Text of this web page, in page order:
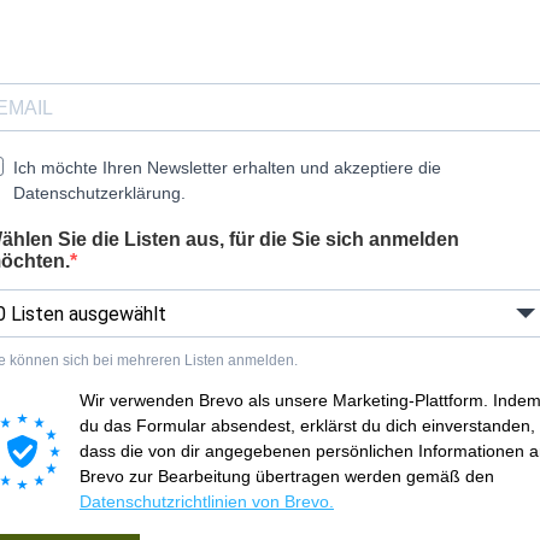
Ich möchte Ihren Newsletter erhalten und akzeptiere die
Datenschutzerklärung.
Sie die Listen aus, für die Sie sich anmelden
Listen ausgewählt
können sich bei mehreren Listen anmelden.
Wir verwenden Brevo als unsere Marketing-Plattform. Indem
du das Formular absendest, erklärst du dich einverstanden,
dass die von dir angegebenen persönlichen Informationen
Brevo zur Bearbeitung übertragen werden gemäß den
Datenschutzrichtlinien von Brevo.